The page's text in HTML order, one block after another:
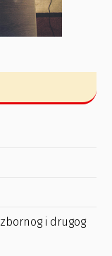
i drugog